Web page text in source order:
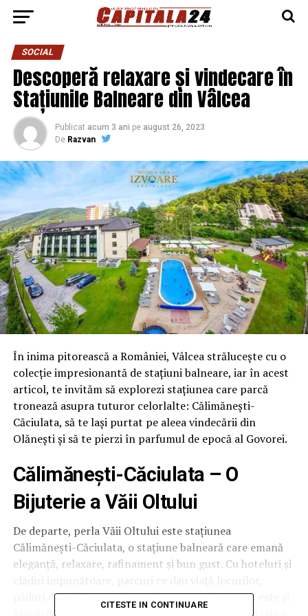
SOCIAL
Descoperă relaxare și vindecare în
Stațiunile Balneare din Vâlcea
Publicat acum 3 ani pe august 26, 2023
De Razvan
În inima pitorească a României, Vâlcea strălucește cu o
colecție impresionantă de stațiuni balneare, iar în acest
articol, te invităm să explorezi stațiunea care parcă
tronează asupra tuturor celorlalte: Călimănești-
Căciulata, să te lași purtat pe aleea vindecării din
Olănești și să te pierzi în parfumul de epocă al Govorei.
Călimănești-Căciulata – O
Bijuterie a Văii Oltului
De departe, perla Văii Oltului este stațiunea
Călimănești-Căciulata, o stațiune balneară care emană
eleganță, relaxare, rafinament și bun gust. Cu hoteluri și
păduri dese și lăcașe de cult la tot pasul, așa cum este și
CITESTE IN CONTINUARE